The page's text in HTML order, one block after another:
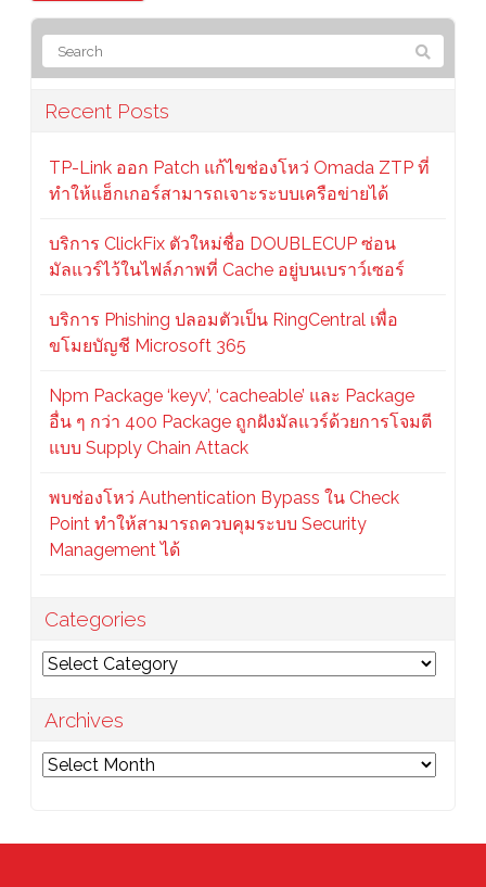
Recent Posts
TP-Link ออก Patch แก้ไขช่องโหว่ Omada ZTP ที่
ทำให้แฮ็กเกอร์สามารถเจาะระบบเครือข่ายได้
บริการ ClickFix ตัวใหม่ชื่อ DOUBLECUP ซ่อน
มัลแวร์ไว้ในไฟล์ภาพที่ Cache อยู่บนเบราว์เซอร์
บริการ Phishing ปลอมตัวเป็น RingCentral เพื่อ
ขโมยบัญชี Microsoft 365
Npm Package ‘keyv’, ‘cacheable’ และ Package
อื่น ๆ กว่า 400 Package ถูกฝังมัลแวร์ด้วยการโจมตี
แบบ Supply Chain Attack
พบช่องโหว่ Authentication Bypass ใน Check
Point ทำให้สามารถควบคุมระบบ Security
Management ได้
Categories
Categories
Archives
Archives